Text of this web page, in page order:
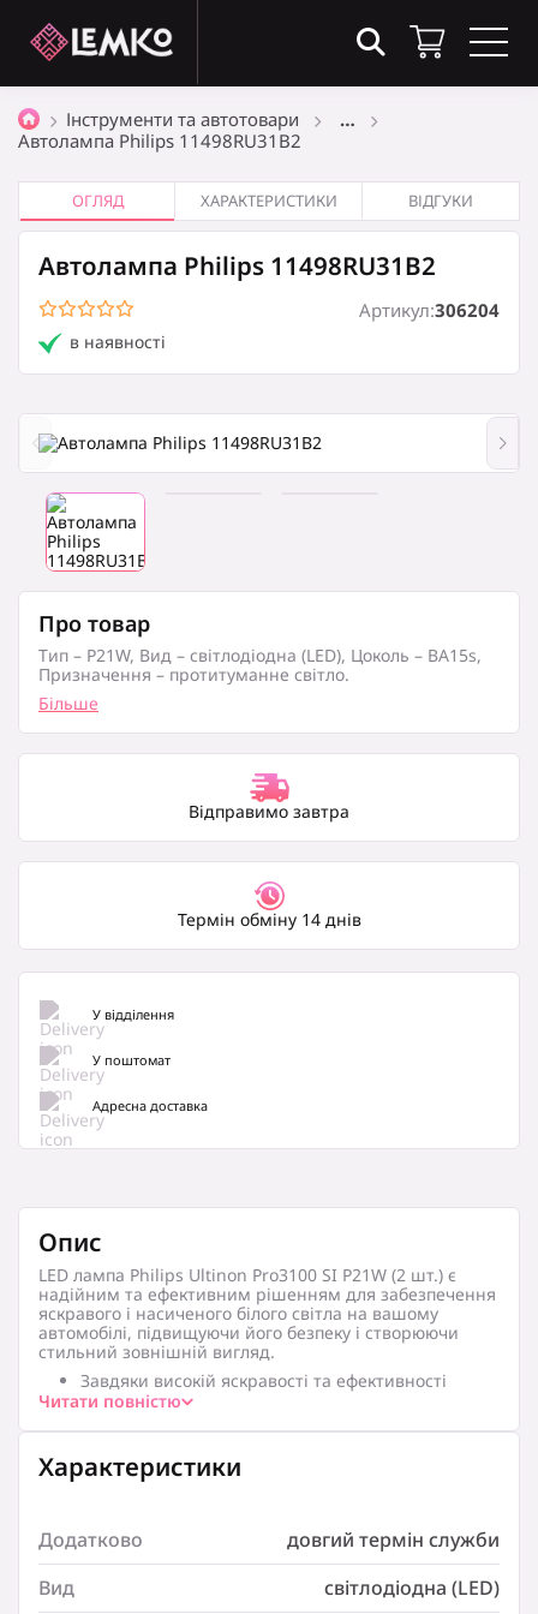
Товари в кошику(0)
0₴
Оформити замовлення
Інструменти та автотовари
…
Автолампа Philips 11498RU31B2
ОГЛЯД ХАРАКТЕРИСТИКИ ВІДГУКИ
Автолампа Philips 11498RU31B2
в наявності
Артикул:306204
Про товар
Тип – P21W, Вид – світлодіодна (LED), Цоколь – BA15s,
Призначення – протитуманне світло.
Більше
Відправимо завтра
Термін обміну 14 днів
У відділення
У поштомат
Адресна доставка
Опис
LED лампа Philips Ultinon Pro3100 SI P21W (2 шт.) є
надійним та ефективним рішенням для забезпечення
яскравого і насиченого білого світла на вашому
автомобілі, підвищуючи його безпеку і створюючи
стильний зовнішній вигляд.
Завдяки високій яскравості та ефективності
роботи ламп Philips Ultinon Pro3100, інші водії на
ваші маневри, що сприяє загальній безпеці руху.
Лінійка Philips Ultinon Pro3000 для зовнішнього
освітлення розроблена для оптимального
потрібних напрямках.
Ці лампи призначені для використання в стоп-
сигналах і задніх протитуманних фарах,
забезпечуючи яскраве і чітке освітлення задньої
Читати повністю
Характеристики
Додатково
довгий термін служби
Вид
світлодіодна (LED)